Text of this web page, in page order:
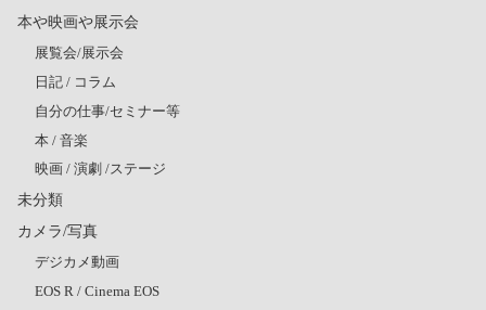
本や映画や展示会
展覧会/展示会
日記 / コラム
自分の仕事/セミナー等
本 / 音楽
映画 / 演劇 /ステージ
未分類
カメラ/写真
デジカメ動画
EOS R / Cinema EOS